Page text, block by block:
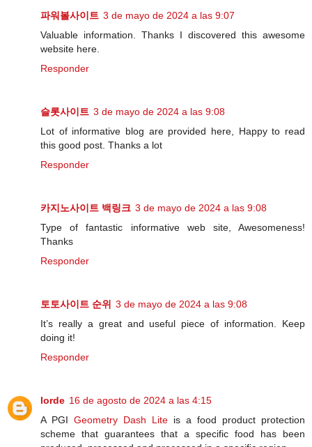
파워볼사이트 3 de mayo de 2024 a las 9:07
Valuable information. Thanks I discovered this awesome
website here.
Responder
슬롯사이트 3 de mayo de 2024 a las 9:08
Lot of informative blog are provided here, Happy to read
this good post. Thanks a lot
Responder
카지노사이트 백링크 3 de mayo de 2024 a las 9:08
Type of fantastic informative web site, Awesomeness!
Thanks
Responder
토토사이트 순위 3 de mayo de 2024 a las 9:08
It’s really a great and useful piece of information. Keep
doing it!
Responder
lorde 16 de agosto de 2024 a las 4:15
A PGI Geometry Dash Lite is a food product protection
scheme that guarantees that a specific food has been